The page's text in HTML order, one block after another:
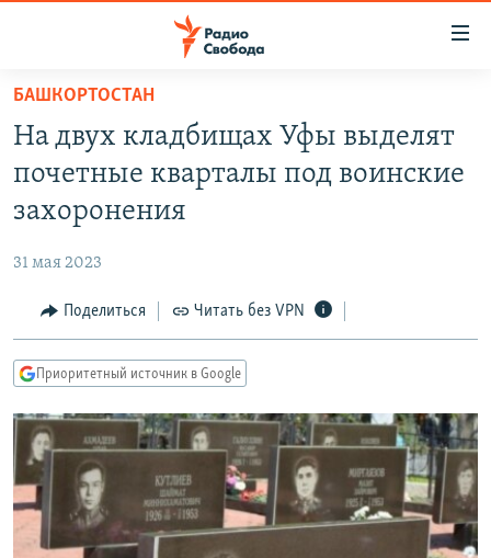
упрощенного
доступа
основному
Вернутся
Вернутся
поиску
ПОДКАСТЫ
АВТОРСКИЕ ПРОЕКТЫ
МНЕНИЯ
КУЛЬТУРА
КАВКАЗ.РЕАЛИИ
СЕВЕР.РЕАЛИИ
СИБИРЬ.РЕАЛИИ
РАСПИСАНИЕ ВЕЩАНИЯ
ПОДПИШИТЕСЬ НА РАССЫЛКУ
БАШКОРТОСТАН
На двух кладбищах Уфы выделят
почетные кварталы под воинские
захоронения
31 мая 2023
Поделиться Читать без VPN
Приоритетный источник в Google